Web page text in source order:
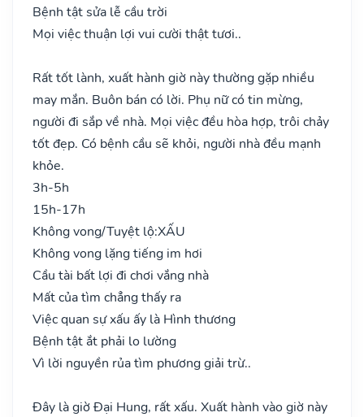
Bệnh tật sửa lễ cầu trời
Mọi việc thuận lợi vui cười thật tươi..
Rất tốt lành, xuất hành giờ này thường gặp nhiều
may mắn. Buôn bán có lời. Phụ nữ có tin mừng,
người đi sắp về nhà. Mọi việc đều hòa hợp, trôi chảy
tốt đẹp. Có bệnh cầu sẽ khỏi, người nhà đều mạnh
khỏe.
3h-5h
15h-17h
Không vong/Tuyệt lộ:XẤU
Không vong lặng tiếng im hơi
Cầu tài bất lợi đi chơi vắng nhà
Mất của tìm chẳng thấy ra
Việc quan sự xấu ấy là Hình thương
Bệnh tật ắt phải lo lường
Vì lời nguyền rủa tìm phương giải trừ..
Đây là giờ Đại Hung, rất xấu. Xuất hành vào giờ này